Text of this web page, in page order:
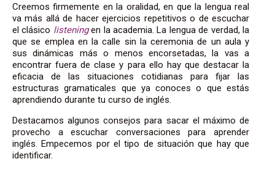
Creemos firmemente en la oralidad, en que la lengua real
va más allá de hacer ejercicios repetitivos o de escuchar
el clásico listeningen la academia. La lengua de verdad, la
que se emplea en la calle sin la ceremonia de un aula y
sus dinámicas más o menos encorsetadas, la vas a
encontrar fuera de clase y para ello hay que destacar la
eficacia de las situaciones cotidianas para fijar las
estructuras gramaticales que ya conoces o que estás
aprendiendo durante tu curso de inglés.
Destacamos algunos consejos para sacar el máximo de
provecho a escuchar conversaciones para aprender
inglés. Empecemos por el tipo de situación que hay que
identificar.